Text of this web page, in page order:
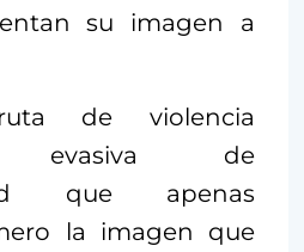
su imagen a
de violencia
evasiva de
que apenas
la imagen que